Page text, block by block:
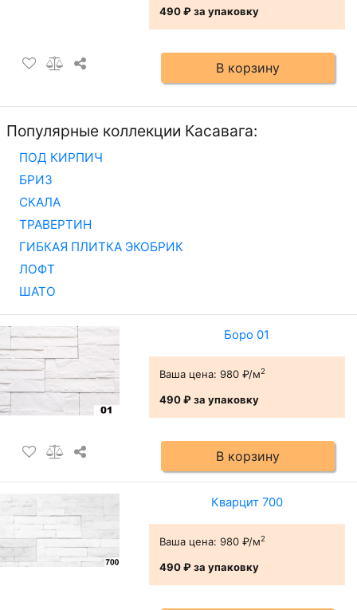
490 ₽за упаковку
В корзину
Популярные коллекции Касавага:
ПОД КИРПИЧ
БРИЗ
СКАЛА
ТРАВЕРТИН
ГИБКАЯ ПЛИТКА ЭКОБРИК
ЛОФТ
ШАТО
Боро 01
Ваша цена: 980 ₽/м2
490 ₽за упаковку
В корзину
Кварцит 700
Ваша цена: 980 ₽/м2
490 ₽за упаковку